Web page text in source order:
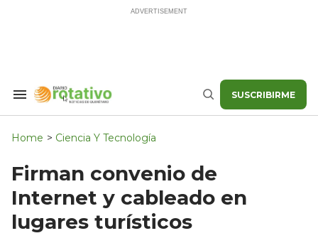
Search
Navigation
Buscar SUSCRIBIRME
Home > Ciencia Y Tecnología
Firman convenio de
Internet y cableado en
lugares turísticos